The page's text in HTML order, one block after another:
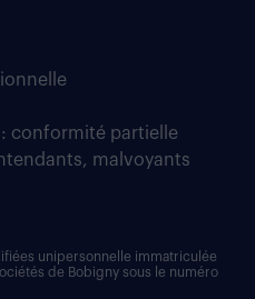
conformité partielle
malvoyants
unipersonnelle immatriculée
de Bobigny sous le numéro